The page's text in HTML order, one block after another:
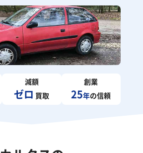
減額
ゼロ 買取
創業
25年の信頼